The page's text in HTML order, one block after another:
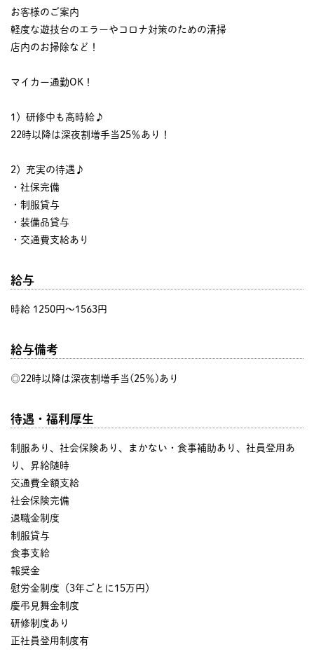
お客様のご案内
軽度な遊技台のエラーやコロナ対策のための清掃
店内のお掃除など！
マイカー通勤OK！
1）研修中も高時給♪
22時以降は深夜割増手当25％あり！
2）充実の待遇♪
・社保完備
・制服貸与
・装備品貸与
・交通費支給あり
給与
時給 1250円〜1563円
給与備考
◎22時以降は深夜割増手当(25％)あり
待遇・福利厚生
制服あり、社会保険あり、まかない・食事補助あり、社員登用あ
り、昇給随時
交通費全額支給
社会保険完備
退職金制度
制服貸与
食事支給
報奨金
慰労金制度（3年ごとに15万円）
慶弔見舞金制度
研修制度あり
正社員登用制度有